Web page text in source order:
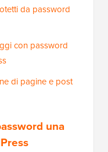
da password
con password
di pagine e post
una